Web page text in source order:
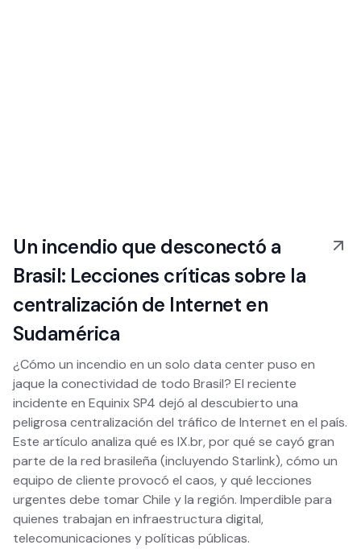
Un incendio que desconectó a
Brasil: Lecciones críticas sobre la
centralización de Internet en
Sudamérica
¿Cómo un incendio en un solo data center puso en
jaque la conectividad de todo Brasil? El reciente
incidente en Equinix SP4 dejó al descubierto una
peligrosa centralización del tráfico de Internet en el país.
Este artículo analiza qué es IX.br, por qué se cayó gran
parte de la red brasileña (incluyendo Starlink), cómo un
equipo de cliente provocó el caos, y qué lecciones
urgentes debe tomar Chile y la región. Imperdible para
quienes trabajan en infraestructura digital,
telecomunicaciones y políticas públicas.